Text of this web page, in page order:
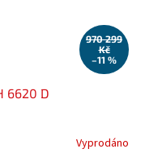
970 299
Kč
–11 %
6620 D
Vyprodáno